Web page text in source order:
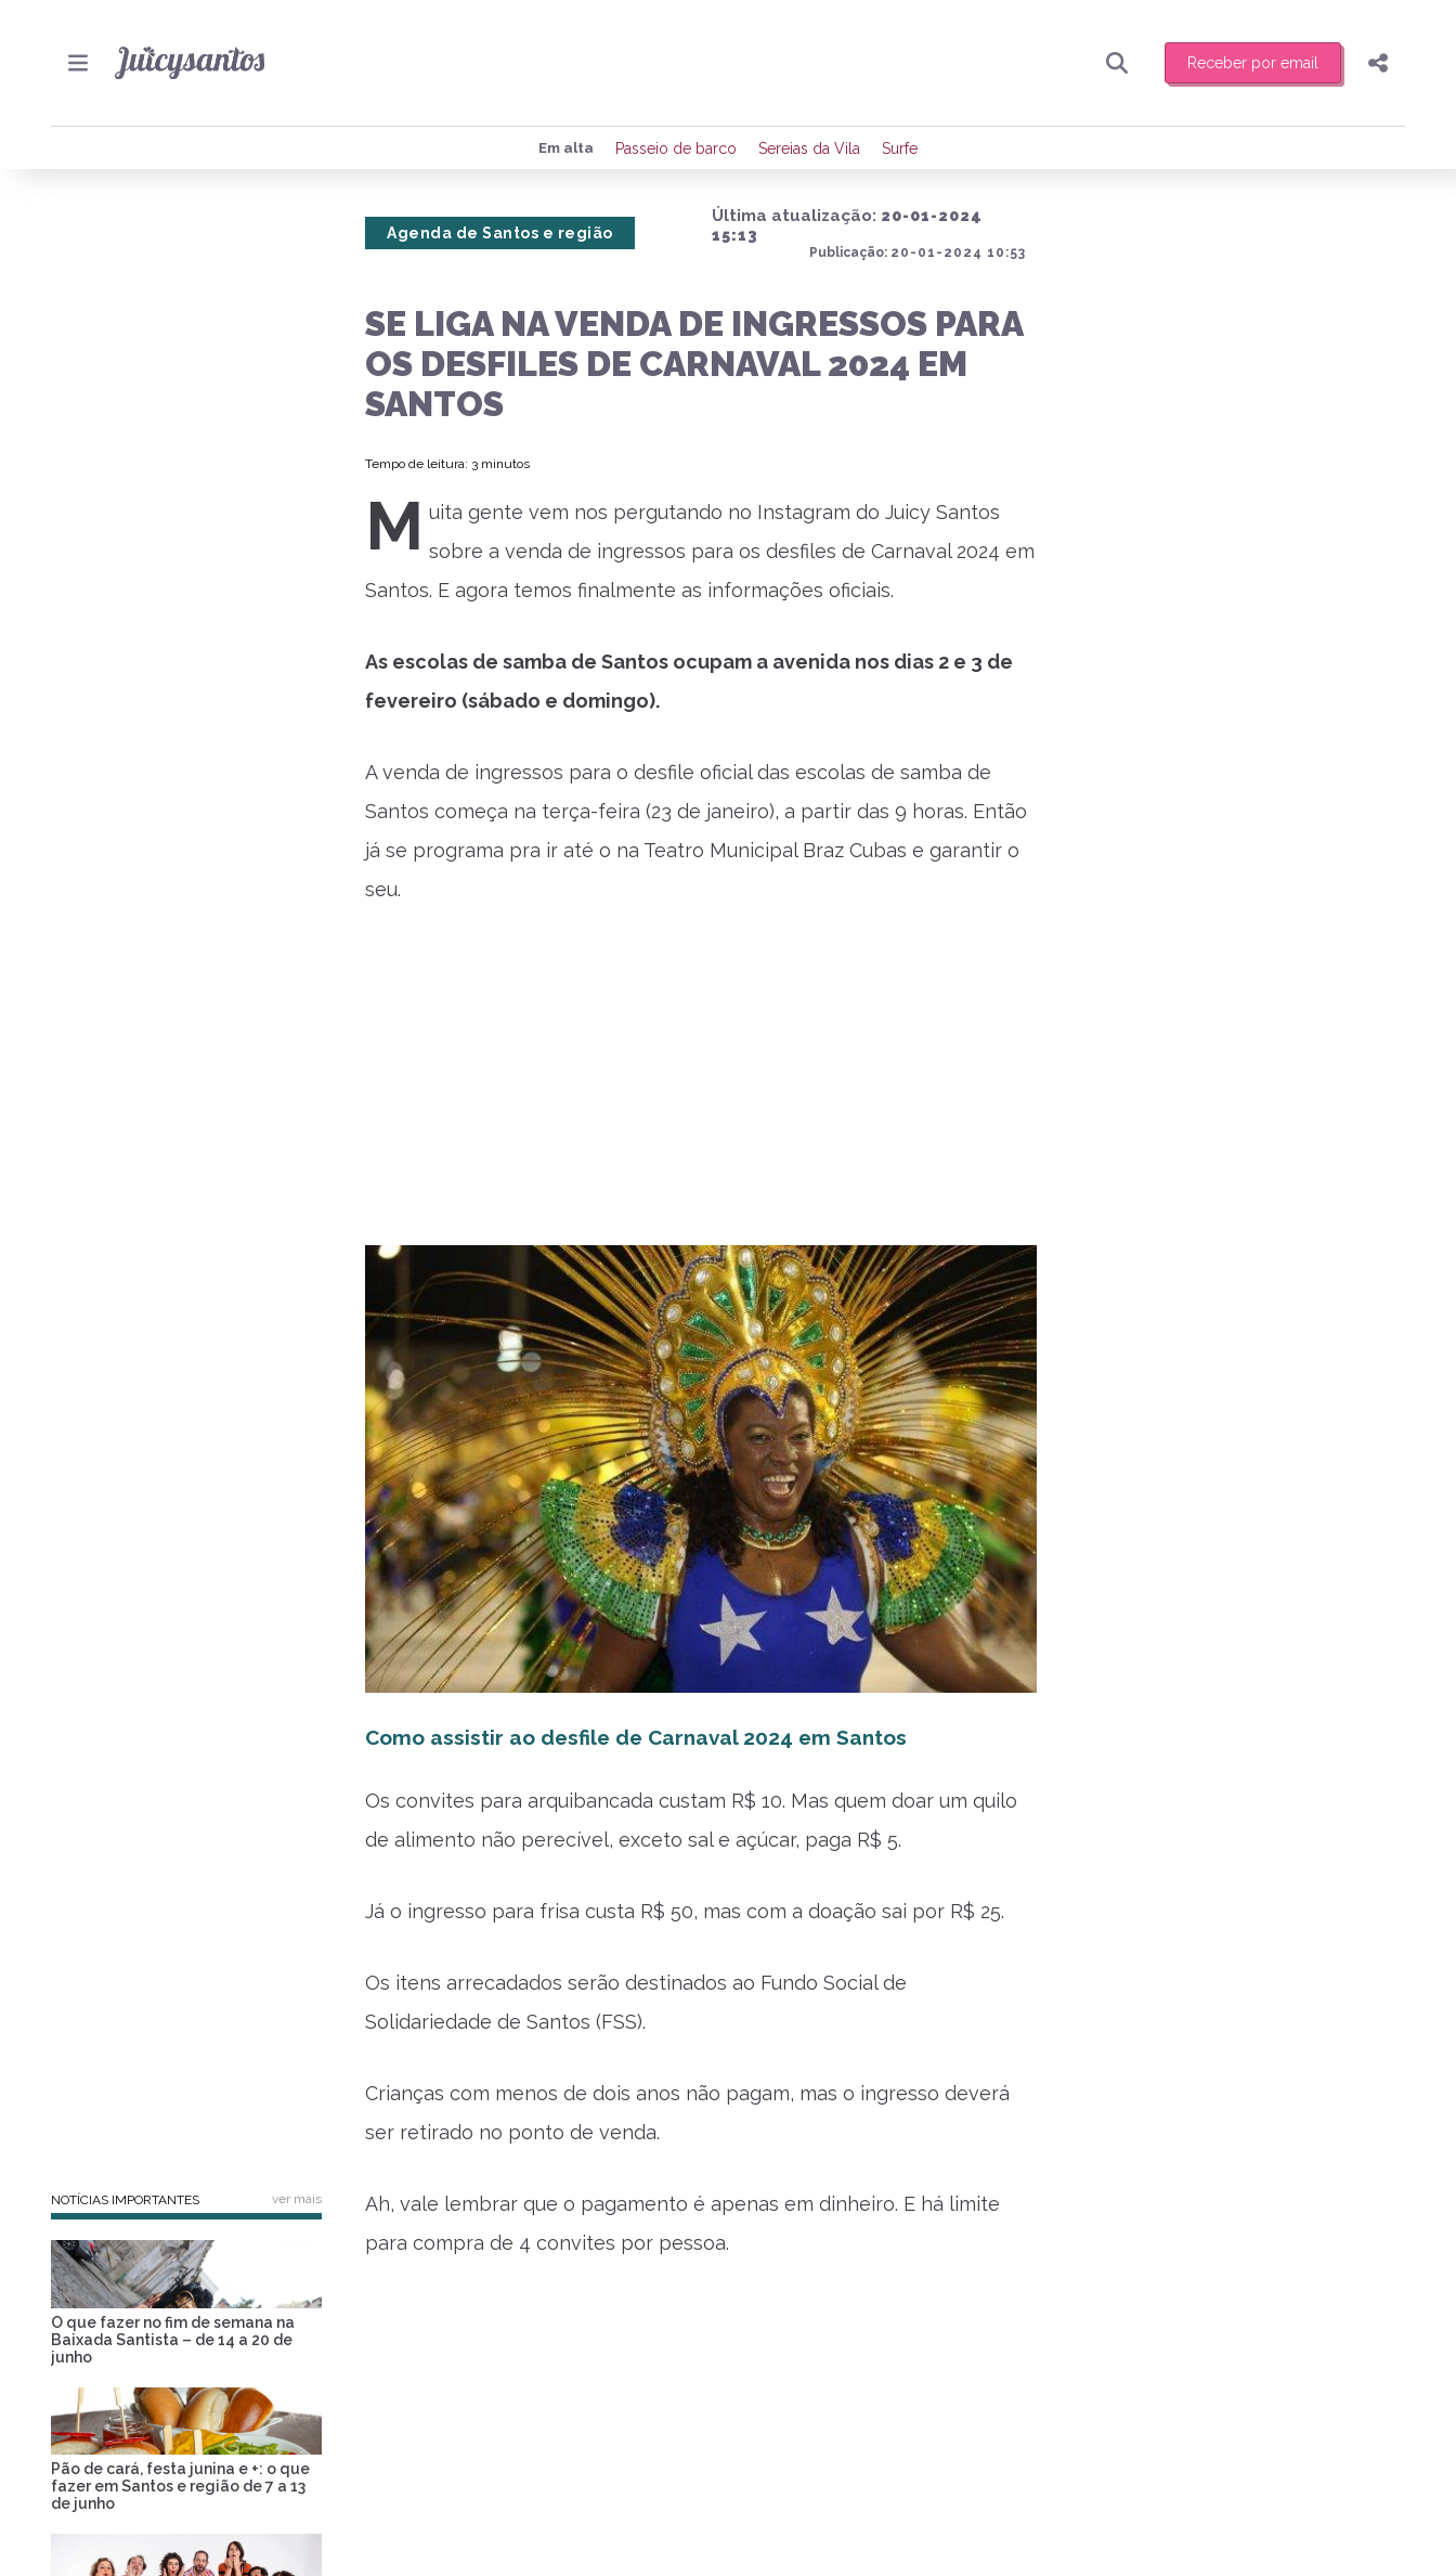
Receber por email
Preencha seus dados para receber toda sexta-feira de manhã o resumo
de eventos e notícias da região.
Compartilhar
Em alta Passeio de barco Sereias da Vila Surfe
Última atualização: 20-01-2024
15:13
Publicação: 20-01-2024 10:53
Agenda de Santos e região
SE LIGA NA VENDA DE INGRESSOS PARA
OS DESFILES DE CARNAVAL 2024 EM
SANTOS
Tempo de leitura: 3 minutos
M uita gente vem nos pergutando no Instagram do Juicy Santos
sobre a venda de ingressos para os desfiles de Carnaval 2024 em
Santos. E agora temos finalmente as informações oficiais.
As escolas de samba de Santos ocupam a avenida nos dias 2 e 3 de
fevereiro (sábado e domingo).
A venda de ingressos para o desfile oficial das escolas de samba de
Santos começa na terça-feira (23 de janeiro), a partir das 9 horas. Então
já se programa pra ir até o na Teatro Municipal Braz Cubas e garantir o
seu.
Como assistir ao desfile de Carnaval 2024 em Santos
Os convites para arquibancada custam R$ 10. Mas quem doar um quilo
de alimento não perecível, exceto sal e açúcar, paga R$ 5.
Já o ingresso para frisa custa R$ 50, mas com a doação sai por R$ 25.
Os itens arrecadados serão destinados ao Fundo Social de
Solidariedade de Santos (FSS).
Crianças com menos de dois anos não pagam, mas o ingresso deverá
ser retirado no ponto de venda.
Ah, vale lembrar que o pagamento é apenas em dinheiro. E há limite
para compra de 4 convites por pessoa.
NOTÍCIAS IMPORTANTES ver mais
O que fazer no fim de semana na
Baixada Santista – de 14 a 20 de
junho
Pão de cará, festa junina e +: o que
fazer em Santos e região de 7 a 13
de junho